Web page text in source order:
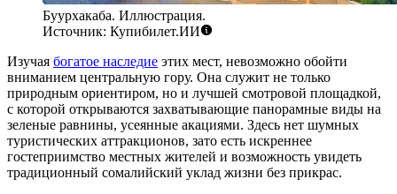
Буурхакаба. Иллюстрация.
Источник: Купибилет.ИИ
Изучая богатое наследие этих мест, невозможно обойти
вниманием центральную гору. Она служит не только
природным ориентиром, но и лучшей смотровой площадкой,
с которой открываются захватывающие панорамные виды на
зеленые равнины, усеянные акациями. Здесь нет шумных
туристических аттракционов, зато есть искреннее
гостеприимство местных жителей и возможность увидеть
традиционный сомалийский уклад жизни без прикрас.